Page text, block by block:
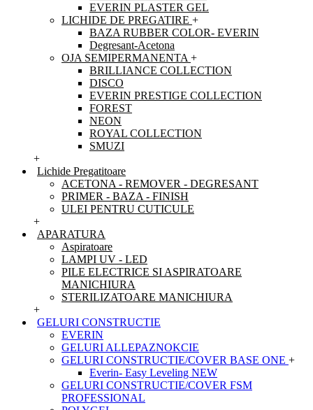
EVERIN PLASTER GEL
LICHIDE DE PREGATIRE +
BAZA RUBBER COLOR- EVERIN
Degresant-Acetona
OJA SEMIPERMANENTA +
BRILLIANCE COLLECTION
DISCO
EVERIN PRESTIGE COLLECTION
FOREST
NEON
ROYAL COLLECTION
SMUZI
+
Lichide Pregatitoare
ACETONA - REMOVER - DEGRESANT
PRIMER - BAZA - FINISH
ULEI PENTRU CUTICULE
+
APARATURA
Aspiratoare
LAMPI UV - LED
PILE ELECTRICE SI ASPIRATOARE
MANICHIURA
STERILIZATOARE MANICHIURA
+
GELURI CONSTRUCTIE
EVERIN
GELURI ALLEPAZNOKCIE
GELURI CONSTRUCTIE/COVER BASE ONE +
Everin- Easy Leveling NEW
GELURI CONSTRUCTIE/COVER FSM
PROFESSIONAL